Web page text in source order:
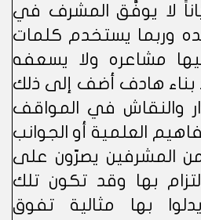
لا يوفَّق المشرف في
وربما يستخدم كلمات
مشاعره ولا يسعفه
بناء هادف أضف إلى ذلك
والنقاش في المواقف
العلمية أو الجوانب
من المشرفين يصرّون على
بها وقد تكون تلك
بها مثالية تفوق